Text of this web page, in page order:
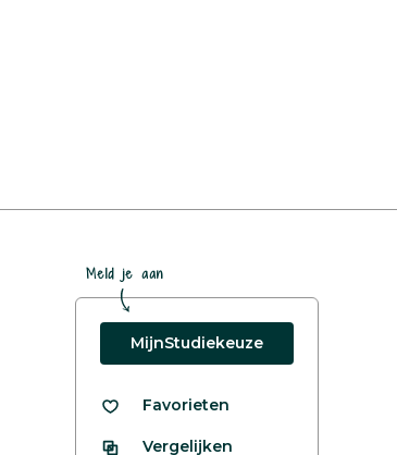
Meld je aan
MijnStudiekeuze
Favorieten
Vergelijken